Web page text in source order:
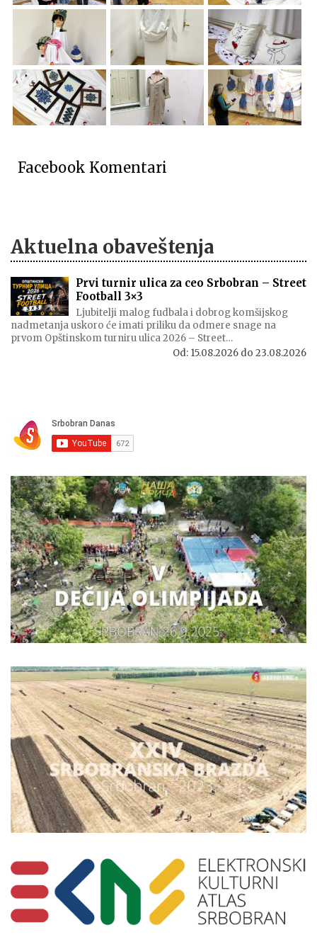
Facebook Komentari
Aktuelna obaveštenja
Prvi turnir ulica za ceo Srbobran – Street
Football 3×3
Ljubitelji malog fudbala i dobrog komšijskog
nadmetanja uskoro će imati priliku da odmere snage na
prvom Opštinskom turniru ulica 2026 – Street…
Od: 15.08.2026 do 23.08.2026